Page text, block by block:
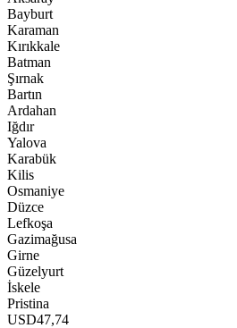
Bayburt
Karaman
Kırıkkale
Batman
Şırnak
Bartın
Ardahan
Iğdır
Yalova
Karabük
Kilis
Osmaniye
Düzce
Lefkoşa
Gazimağusa
Girne
Güzelyurt
İskele
Pristina
USD47,74